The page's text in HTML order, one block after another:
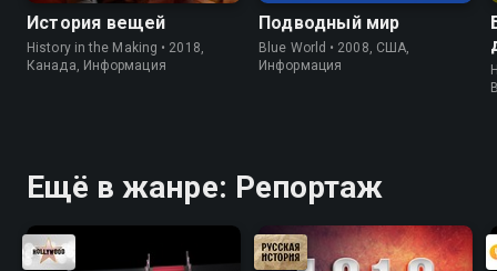
История вещей
History in the Making • 2018,
Канада, Информация
Подводный мир
Blue World • 2008, США,
Информация
Ещё в жанре: Репортаж